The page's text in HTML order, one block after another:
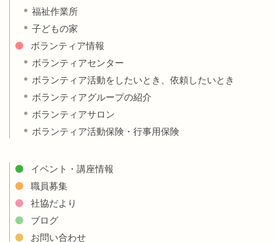
福祉作業所
子どもの家
ボランティア情報
ボランティアセンター
ボランティア活動をしたいとき、依頼したいとき
ボランティアグループの紹介
ボランティアサロン
ボランティア活動保険・行事用保険
イベント・講座情報
職員募集
社協だより
ブログ
お問い合わせ